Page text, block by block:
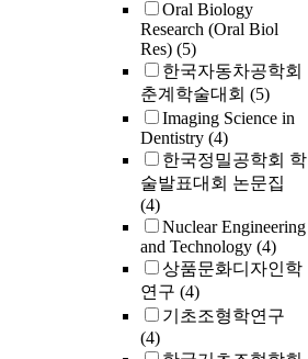
Oral Biology
Research (Oral Biol
Res) (5)
한국자동차공학회
춘계학술대회 (5)
Imaging Science in
Dentistry (4)
한국정밀공학회 학
술발표대회 논문집
(4)
Nuclear Engineering
and Technology (4)
상품문화디자인학
연구 (4)
기초조형학연구
(4)